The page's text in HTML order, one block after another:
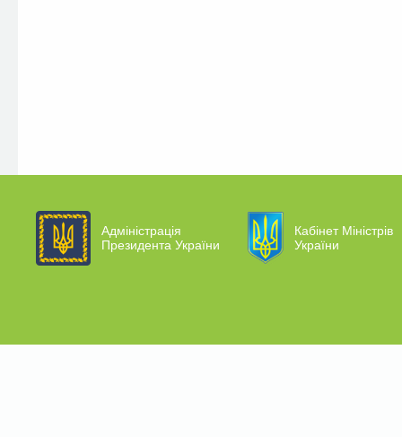
Адміністрація
Президента України
Кабінет Міністрів
України